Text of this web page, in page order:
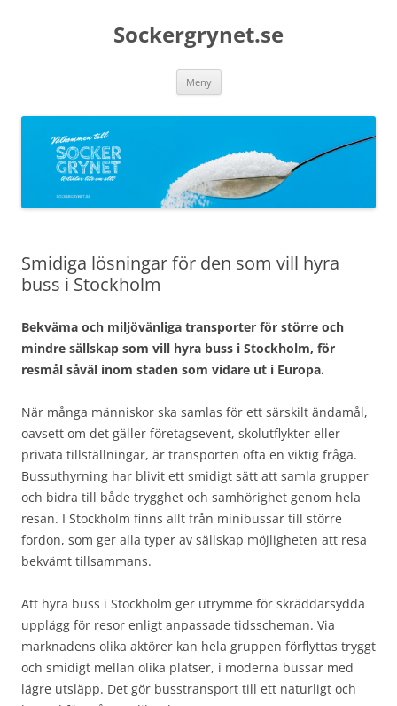
Sockergrynet.se
Meny Hoppa
innehåll
Smidiga lösningar för den som vill hyra
buss i Stockholm
Bekväma och miljövänliga transporter för större och
mindre sällskap som vill hyra buss i Stockholm, för
resmål såväl inom staden som vidare ut i Europa.
När många människor ska samlas för ett särskilt ändamål,
oavsett om det gäller företagsevent, skolutflykter eller
privata tillställningar, är transporten ofta en viktig fråga.
Bussuthyrning har blivit ett smidigt sätt att samla grupper
och bidra till både trygghet och samhörighet genom hela
resan. I Stockholm finns allt från minibussar till större
fordon, som ger alla typer av sällskap möjligheten att resa
bekvämt tillsammans.
Att hyra buss i Stockholm ger utrymme för skräddarsydda
upplägg för resor enligt anpassade tidsscheman. Via
marknadens olika aktörer kan hela gruppen förflyttas tryggt
och smidigt mellan olika platser, i moderna bussar med
lägre utsläpp. Det gör busstransport till ett naturligt och